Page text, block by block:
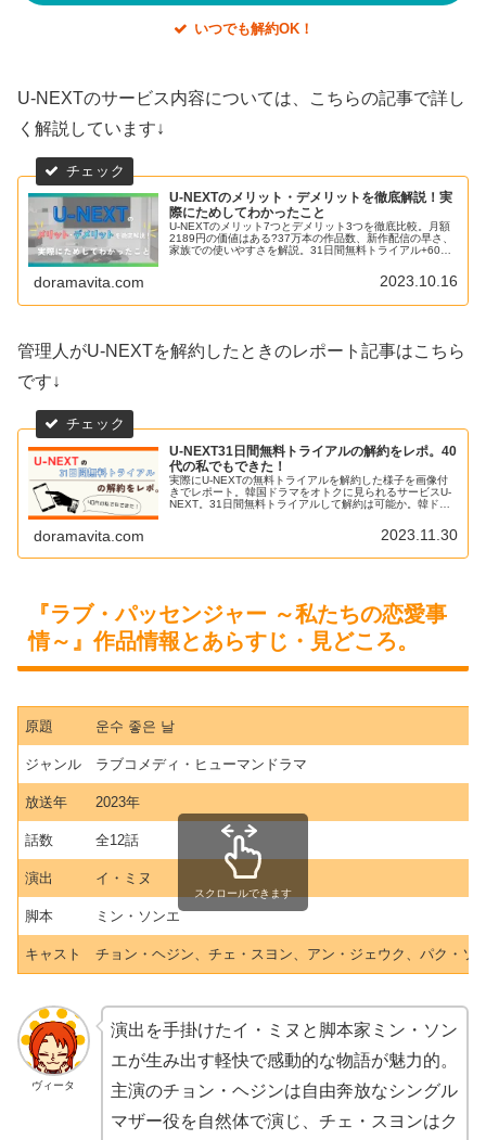
いつでも解約OK！
U-NEXTのサービス内容については、こちらの記事で詳し
く解説しています↓
U-NEXTのメリット・デメリットを徹底解説！実
際にためしてわかったこと
U-NEXTのメリット7つとデメリット3つを徹底比較。月額
2189円の価値はある?37万本の作品数、新作配信の早さ、
家族での使いやすさを解説。31日間無料トライアル+600
doramavita.com 2023.10.16
管理人がU-NEXTを解約したときのレポート記事はこちら
です↓
U-NEXT31日間無料トライアルの解約をレポ。40
代の私でもできた！
実際にU-NEXTの無料トライアルを解約した様子を画像付
きでレポート。韓国ドラマをオトクに見られるサービスU-
NEXT。31日間無料トライアルして解約は可能か。韓ドラ
doramavita.com 2023.11.30
『ラブ・パッセンジャー ～私たちの恋愛事
情～』作品情報とあらすじ・見どころ。
原題 운수 좋은 날
ジャンル ラブコメディ・ヒューマンドラマ
放送年 2023年
話数 全12話
演出 イ・ミヌ
脚本 ミン・ソンエ
キャスト チョン・ヘジン、チェ・スヨン、アン・ジェウク、パク・
スクロールできます
ヴィータ
演出を手掛けたイ・ミヌと脚本家ミン・ソン
エが生み出す軽快で感動的な物語が魅力的。
主演のチョン・ヘジンは自由奔放なシングル
マザー役を自然体で演じ、チェ・スヨンはク